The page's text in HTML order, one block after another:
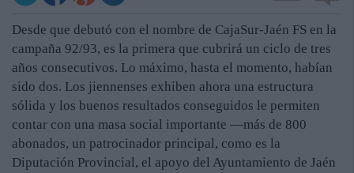
Desde que debutó con el nombre de CajaSur-Jaén FS en la
campaña 92/93, es la primera que cubrirá un ciclo de tres
años consecutivos. Lo máximo, hasta el momento, habían
sido dos. Los jiennenses exhiben ahora una estructura
sólida y los buenos resultados conseguidos le permiten
contar con una masa social importante —más de 800
abonados, un patrocinador principal, como es la
Diputación Provincial, el apoyo del Ayuntamiento de Jaén